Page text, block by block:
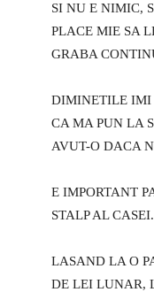
SI NU E NIMIC,
PLACE MIE SA
GRABA
DIMINETILE IMI
CA MA PUN LA
AVUT-O DACA
E IMPORTANT
STALP AL
LASAND LA O
DE LEI LUNAR,